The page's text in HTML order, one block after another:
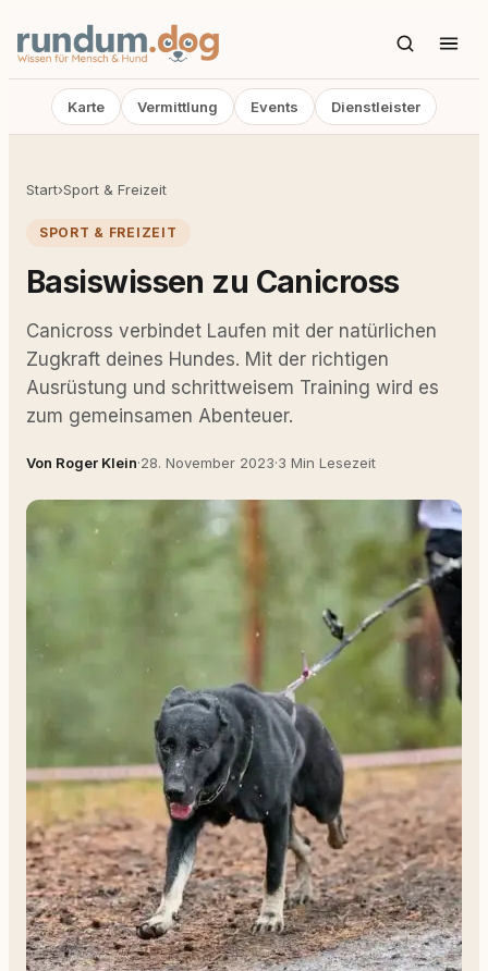
Karte Vermittlung Events Dienstleister
Start›Sport & Freizeit
SPORT & FREIZEIT
Basiswissen zu Canicross
Canicross verbindet Laufen mit der natürlichen
Zugkraft deines Hundes. Mit der richtigen
Ausrüstung und schrittweisem Training wird es
zum gemeinsamen Abenteuer.
Von Roger Klein·28. November 2023·3 Min Lesezeit